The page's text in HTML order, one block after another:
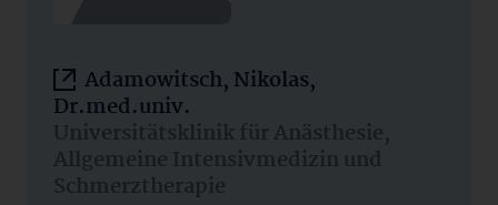
Adamowitsch, Nikolas,
Dr.med.univ.
Universitätsklinik für Anästhesie,
Allgemeine Intensivmedizin und
Schmerztherapie